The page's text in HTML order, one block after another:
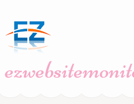
content
(Press